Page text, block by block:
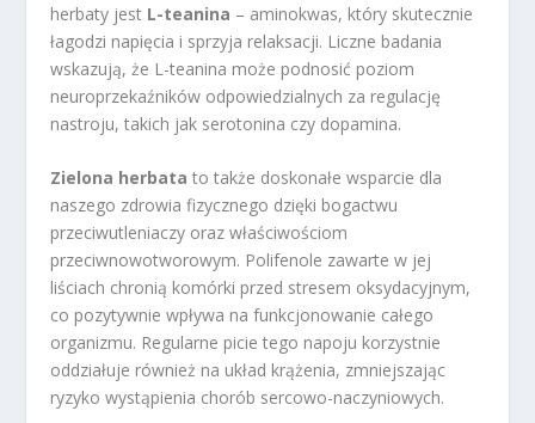
herbaty jest L-teanina – aminokwas, który skutecznie
łagodzi napięcia i sprzyja relaksacji. Liczne badania
wskazują, że L-teanina może podnosić poziom
neuroprzekaźników odpowiedzialnych za regulację
nastroju, takich jak serotonina czy dopamina.
Zielona herbata to także doskonałe wsparcie dla
naszego zdrowia fizycznego dzięki bogactwu
przeciwutleniaczy oraz właściwościom
przeciwnowotworowym. Polifenole zawarte w jej
liściach chronią komórki przed stresem oksydacyjnym,
co pozytywnie wpływa na funkcjonowanie całego
organizmu. Regularne picie tego napoju korzystnie
oddziałuje również na układ krążenia, zmniejszając
ryzyko wystąpienia chorób sercowo-naczyniowych.